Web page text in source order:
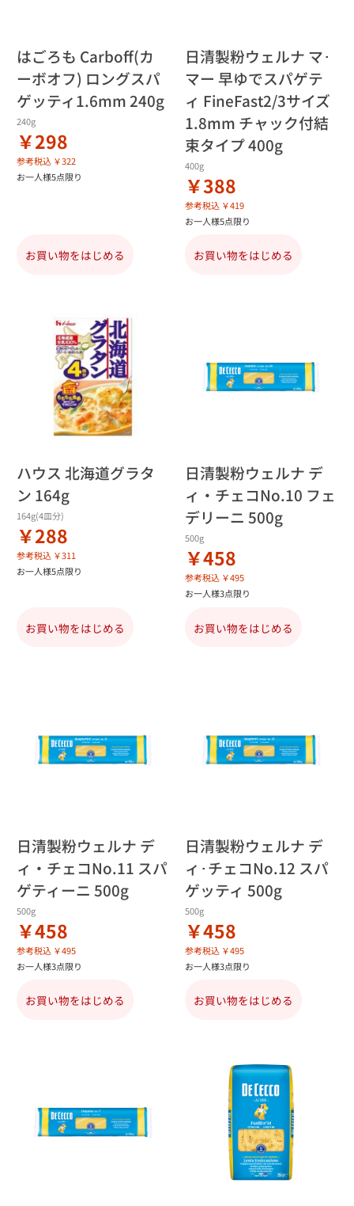
はごろも Carboff(カ
ーボオフ) ロングスパ
ゲッティ1.6mm 240g
240g
￥298
参考税込 ￥322
お一人様5点限り
お買い物をはじめる
日清製粉ウェルナ マ･
マー 早ゆでスパゲテ
ィ FineFast2/3サイズ
1.8mm チャック付結
束タイプ 400g
400g
￥388
参考税込 ￥419
お一人様5点限り
お買い物をはじめる
ハウス 北海道グラタ
ン 164g
164g(4皿分)
￥288
参考税込 ￥311
お一人様5点限り
お買い物をはじめる
日清製粉ウェルナ デ
ィ・チェコNo.10 フェ
デリーニ 500g
500g
￥458
参考税込 ￥495
お一人様3点限り
お買い物をはじめる
日清製粉ウェルナ デ
ィ・チェコNo.11 スパ
ゲティーニ 500g
500g
￥458
参考税込 ￥495
お一人様3点限り
お買い物をはじめる
日清製粉ウェルナ デ
ィ･チェコNo.12 スパ
ゲッティ 500g
500g
￥458
参考税込 ￥495
お一人様3点限り
お買い物をはじめる